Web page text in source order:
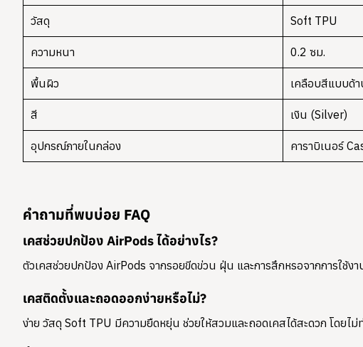
วัสดุ Soft TPU
ความหนา 0.2 ซม.
พื้นผิว เคลือบสีแบบด้
สี เงิน (Silver)
อุปกรณ์ภายในกล่อง คาราบิเนอร์
คำถามที่พบบ่อย FAQ
เคสช่วยปกป้อง AirPods ได้อย่างไร?
ตัวเคสช่วยปกป้อง AirPods จากรอยขีดข่วน ฝุ่น และการสึกหรอจากการใช้
เคสติดตั้งและถอดออกง่ายหรือไม่?
ง่าย วัสดุ Soft TPU มีความยืดหยุ่น ช่วยให้สวมและถอดเคสได้สะดวก โดยไม่